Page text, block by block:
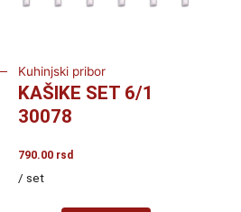
Kuhinjski pribor
KAŠIKE SET 6/1
30078
790.00 rsd
/ set